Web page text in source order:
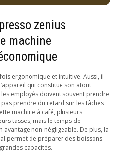
zenius
machine
ergonomique et intuitive. Aussi, il
qui constitue son atout
employés doivent souvent prendre
prendre du retard sur les tâches
machine à café, plusieurs
tasses, mais le temps de
avantage non-négligeable. De plus, la
permet de préparer des boissons
capacités.